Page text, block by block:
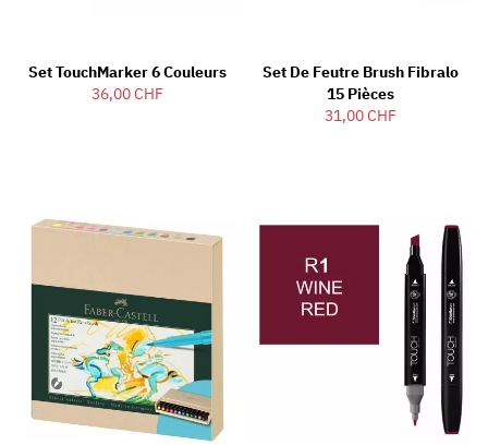
Set TouchMarker 6 Couleurs
36,00 CHF
Set De Feutre Brush Fibralo
15 Pièces
31,00 CHF